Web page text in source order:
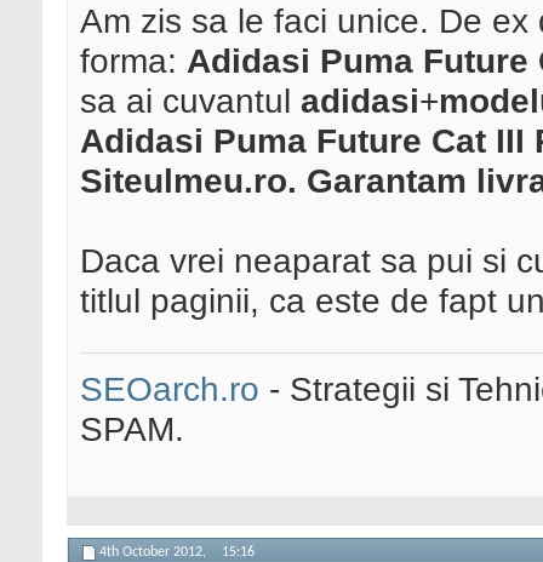
Am zis sa le faci unice. De
forma: Adidasi Puma Future
sa ai cuvantul adidasi+
Adidasi Puma Future Cat
Siteulmeu.ro. Garantam
Daca vrei neaparat sa pui si
titlul paginii, ca este de fapt
SEOarch.ro - Strategii si
SPAM.
4th October 2012, 15:16